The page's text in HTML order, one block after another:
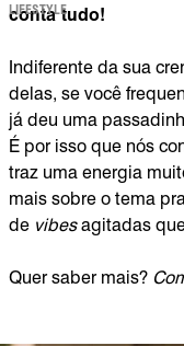
LIFESTYLE
conta tudo!
Indiferente da sua
delas, se você
já deu uma
É por isso que nós
traz uma energia
mais sobre o tema
de vibesagitadas
Quer saber mais?